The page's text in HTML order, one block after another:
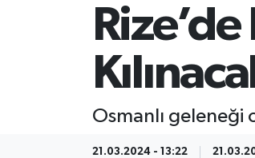
Osmanlı geleneği
21.03.2024 - 13:22
Yurttan Haberler
Ekonomi
Rize Trafik Yoğunluk Haritası
Süper Lig Puan Durumu ve Fikstür